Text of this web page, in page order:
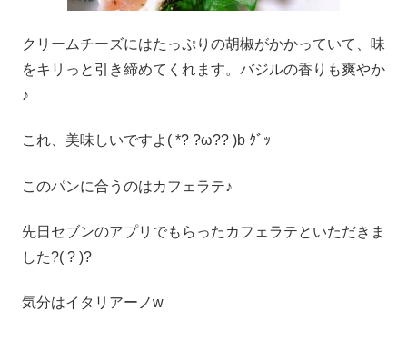
クリームチーズにはたっぷりの胡椒がかかっていて、味
をキリっと引き締めてくれます。バジルの香りも爽やか
♪
これ、美味しいですよ( *? ?ω?? )b ｸﾞｯ
このパンに合うのはカフェラテ♪
先日セブンのアプリでもらったカフェラテといただきま
した?( ? )?
気分はイタリアーノw